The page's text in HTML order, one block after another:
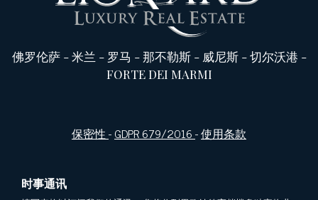
佛罗伦萨-米兰 - 罗马 -那不勒斯- 威尼斯-切尔沃港 -
FORTE DEI MARMI
保密性-GDPR 679/2016-使用条款
时事通讯